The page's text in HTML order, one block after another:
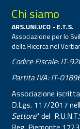
Chi siamo
ARS.UNI.VCO - E.T.S.
Associazione per lo
della Ricerca nel
Codice Fiscale: IT-
Partita IVA: IT-
Associazione
D.Lgs. 117/2017
Settore" del